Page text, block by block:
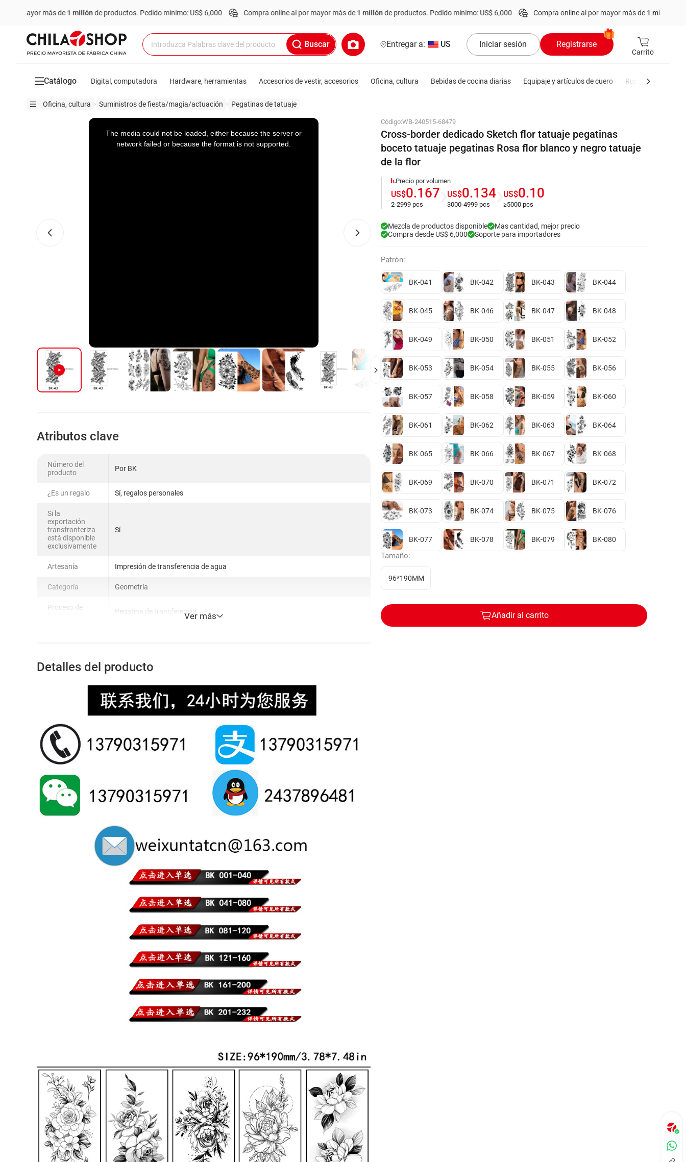
más de1 millónde productos.Pedido mínimo: US$ 6,000 Compra online al por mayor más de1 millónde productos.Pedido mínimo: US$ 6,000 Compra online al por mayor más de1 millón de
Buscar Entregar a: US Iniciar sesión Registrarse
Carrito
Catálogo Digital, computadora Hardware, herramientas Accesorios de vestir, accesorios Oficina, cultura Bebidas de cocina diarias Equipaje y artículos de cuero Ropa de hombre
Oficina, cultura Suministros de fiesta/magia/actuación Pegatinas de tatuaje
This
The media could not be loaded, either because the server or
network failed or because the format is not supported.
Atributos clave
Número del
producto
Por BK
¿Es un regalo Sí, regalos personales
Si la
exportación
transfronteriza
está disponible
exclusivamente
Sí
Artesanía Impresión de transferencia de agua
Categoría Geometría
Proceso de
Pegatina de transferenciaVer más
Detalles del producto
Código:WB-240515-68479
Cross-border dedicado Sketch flor tatuaje pegatinas
boceto tatuaje pegatinas Rosa flor blanco y negro tatuaje
de la flor
Precio por volumen
US$0.167
2-2999 pcs
US$0.134
3000-4999 pcs
US$0.10
≥5000 pcs
Mezcla de productos disponible
Mas cantidad, mejor precio
Compra desde US$ 6,000
Soporte para importadores
Patrón:
BK-041 BK-042 BK-043 BK-044
BK-045 BK-046 BK-047 BK-048
BK-049 BK-050 BK-051 BK-052
BK-053 BK-054 BK-055 BK-056
BK-057 BK-058 BK-059 BK-060
BK-061 BK-062 BK-063 BK-064
BK-065 BK-066 BK-067 BK-068
BK-069 BK-070 BK-071 BK-072
BK-073 BK-074 BK-075 BK-076
BK-077 BK-078 BK-079 BK-080
Tamaño:
96*190MM
Añadir al carrito